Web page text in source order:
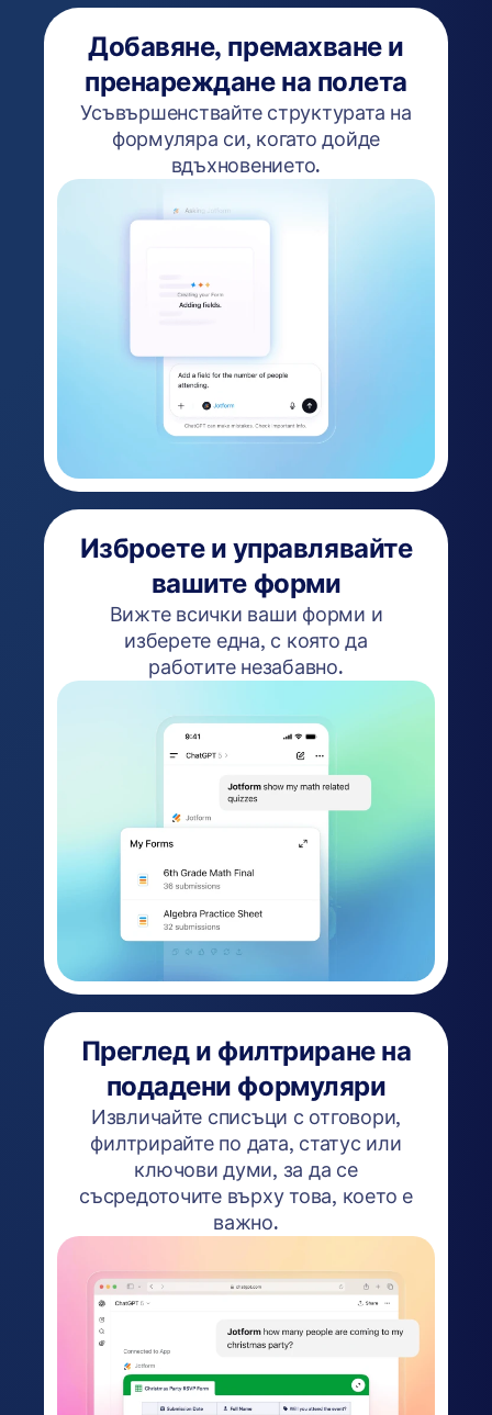
Добавяне, премахване и
пренареждане на полета
Усъвършенствайте структурата на
формуляра си, когато дойде
вдъхновението.
Изброете и управлявайте
вашите форми
Вижте всички ваши форми и
изберете една, с която да
работите незабавно.
Преглед и филтриране на
подадени формуляри
Извличайте списъци с отговори,
филтрирайте по дата, статус или
ключови думи, за да се
съсредоточите върху това, което е
важно.